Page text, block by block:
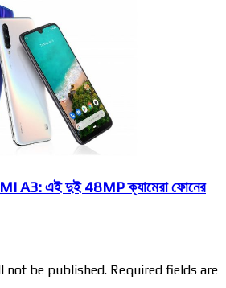
A3: এই দুই 48MP ক্যামেরা ফোনের
not be published. Required fields are